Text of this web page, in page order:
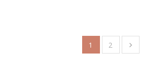
1 2 